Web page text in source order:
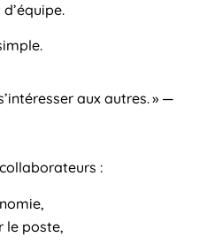
aux autres. » —
:
le poste,